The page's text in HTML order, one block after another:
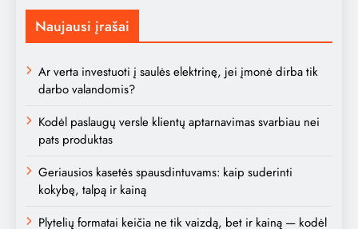
Naujausi įrašai
Ar verta investuoti į saulės elektrinę, jei įmonė dirba tik
darbo valandomis?
Kodėl paslaugų versle klientų aptarnavimas svarbiau nei
pats produktas
Geriausios kasetės spausdintuvams: kaip suderinti
kokybę, talpą ir kainą
Plytelių formatai keičia ne tik vaizdą, bet ir kainą — kodėl